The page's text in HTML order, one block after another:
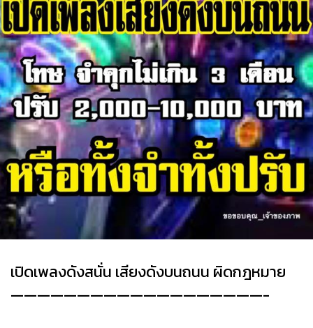
เปิดเพลงดังสนั่น เสียงดังบนถนน ผิดกฎหมาย
———————————————————-